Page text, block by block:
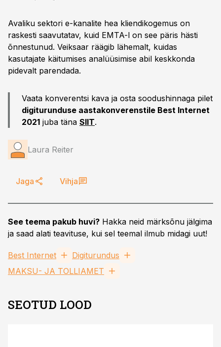
Avaliku sektori e-kanalite hea kliendikogemus on
raskesti saavutatav, kuid EMTA-l on see päris hästi
õnnestunud. Veiksaar räägib lähemalt, kuidas
kasutajate käitumises analüüsimise abil keskkonda
pidevalt parendada.
Vaata konverentsi kava ja osta soodushinnaga pilet
digiturunduse aastakonverenstile Best Internet
2021 juba täna SIIT.
Laura Reiter
Jaga Vihja
See teema pakub huvi? Hakka neid märksõnu jälgima
ja saad alati teavituse, kui sel teemal ilmub midagi uut!
Best Internet
Digiturundus
MAKSU- JA TOLLIAMET
SEOTUD LOOD